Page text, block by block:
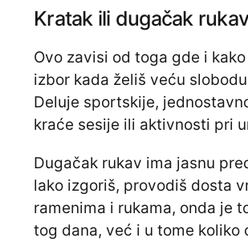
Kratak ili dugačak
Ovo zavisi od toga gde i
izbor kada želiš veću
Deluje sportskije,
kraće sesije ili aktivnosti pri
Dugačak rukav ima jasnu
lako izgoriš, provodiš dosta
ramenima i rukama, onda je
tog dana, već i u tome koliko